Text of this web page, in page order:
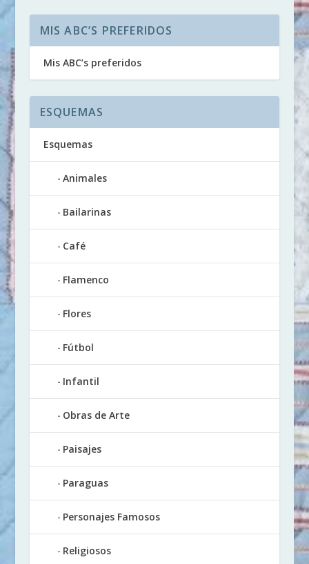
MIS ABC’S PREFERIDOS
Mis ABC’s preferidos
ESQUEMAS
Esquemas
Animales
Bailarinas
Café
Flamenco
Flores
Fútbol
Infantil
Obras de Arte
Paisajes
Paraguas
Personajes Famosos
Religiosos